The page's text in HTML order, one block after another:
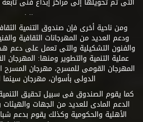
.. .
ومن ناحية أخرى فإن صندوق التنمية
ودعم العديد من المهرجانات الثقافية
والفنون التشكيلية والتى تعمل على دعم
عملية التنمية والتطوير ومنها: المهرجان
المهرجان القومى للمسرح، مهرجان المسرح
الدولى بأسوان، مهرجان
كما يقوم الصندوق فى سبيل تحقيق التنمية
الدعم المادى للعديد من الجهات والهيئات
الأهلية والحكومية وكذلك يقوم بدعم